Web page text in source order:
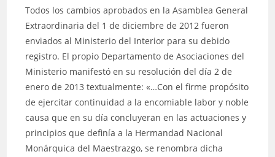
Todos los cambios aprobados en la Asamblea General
Extraordinaria del 1 de diciembre de 2012 fueron
enviados al Ministerio del Interior para su debido
registro. El propio Departamento de Asociaciones del
Ministerio manifestó en su resolución del día 2 de
enero de 2013 textualmente: «…Con el firme propósito
de ejercitar continuidad a la encomiable labor y noble
causa que en su día concluyeran en las actuaciones y
principios que definía a la Hermandad Nacional
Monárquica del Maestrazgo, se renombra dicha